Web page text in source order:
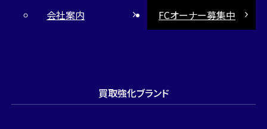
会社案内
FCオーナー募集中
買取強化ブランド